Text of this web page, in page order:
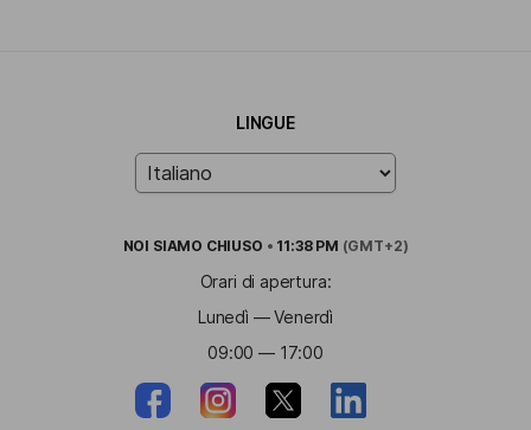
LINGUE
NOI SIAMO CHIUSO • 11:38 PM (GMT+2)
Orari di apertura:
Lunedì — Venerdì
09:00 — 17:00